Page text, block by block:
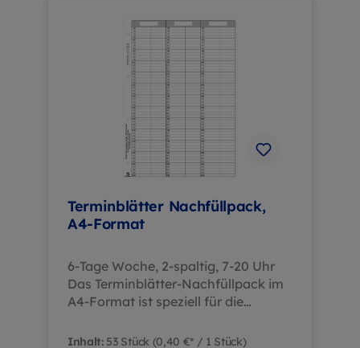
Terminblätter Nachfüllpack,
A4-Format
6-Tage Woche, 2-spaltig, 7-20 Uhr
Das Terminblätter-Nachfüllpack im
A4-Format ist speziell für die
Zahnarztpraxen und Dentallaboren
Inhalt: 53 Stück (0,40 €* / 1 Stück)